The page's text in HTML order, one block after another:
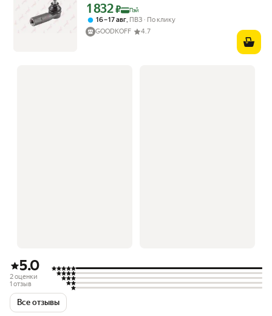
Цена с картой Яндекс Пэй 1832 ₽ вместо
1 832₽ Пэй
16 – 17 авг, ПВЗ
По клику
GOODKOFF
4.7
5.0
2 оценки
1 отзыв
Все отзывы